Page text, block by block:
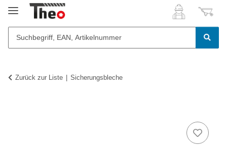
Zurück zur Liste Sicherungsbleche